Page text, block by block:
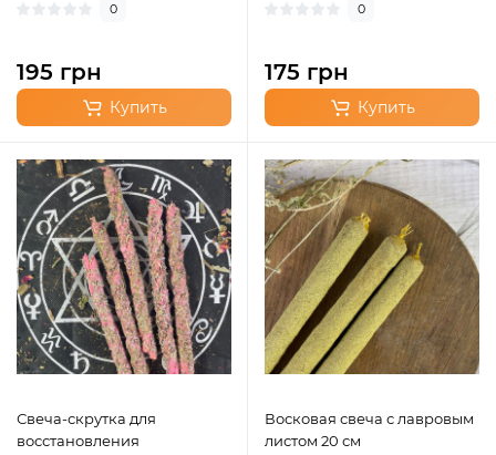
0
195 грн
Купить
0
175 грн
Купить
Свеча-скрутка для
восстановления
Восковая свеча с лавровым
листом 20 см